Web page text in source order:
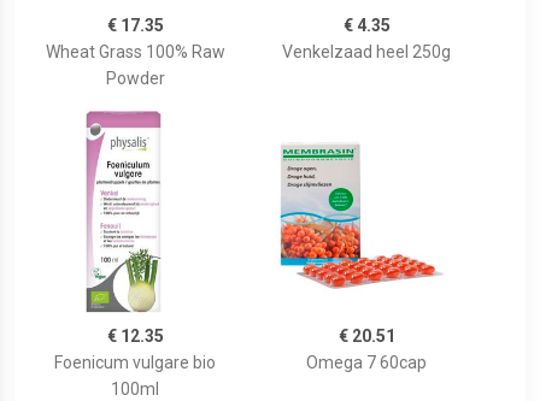
€ 17.35
Wheat Grass 100% Raw
Powder
€ 4.35
Venkelzaad heel 250g
€ 12.35
Foenicum vulgare bio
100ml
€ 20.51
Omega 7 60cap